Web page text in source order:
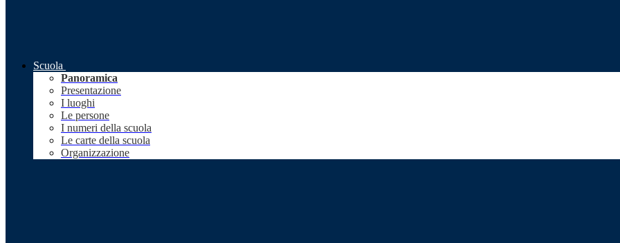
Scuola
Panoramica
Presentazione
I luoghi
Le persone
I numeri della scuola
Le carte della scuola
Organizzazione